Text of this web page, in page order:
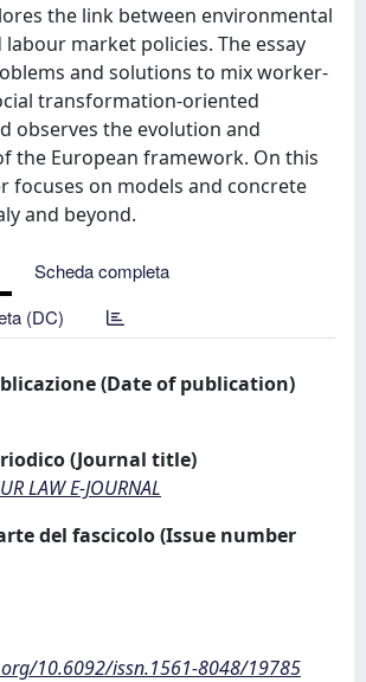
the link between environmental
market policies. The essay
and solutions to mix worker-
transformation-oriented
observes the evolution and
the European framework. On this
focuses on models and concrete
and beyond.
Scheda completa
(DC)
(Date of publication)
(Journal title)
LAW E-JOURNAL
del fascicolo (Issue number
10.6092/issn.1561-8048/19785